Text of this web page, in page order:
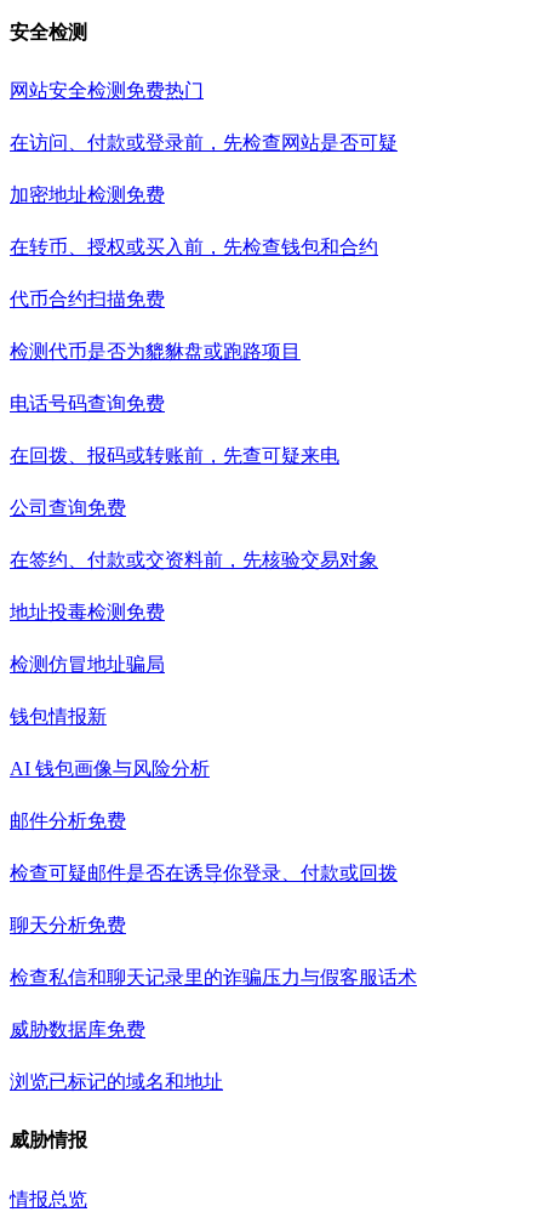
安全检测
网站安全检测 免费热门
在访问、付款或登录前，先检查网站是否可疑
加密地址检测 免费
在转币、授权或买入前，先检查钱包和合约
代币合约扫描免费
检测代币是否为貔貅盘或跑路项目
电话号码查询免费
在回拨、报码或转账前，先查可疑来电
公司查询免费
在签约、付款或交资料前，先核验交易对象
地址投毒检测 免费
检测仿冒地址骗局
钱包情报新
AI 钱包画像与风险分析
邮件分析免费
检查可疑邮件是否在诱导你登录、付款或回拨
聊天分析免费
检查私信和聊天记录里的诈骗压力与假客服话术
威胁数据库免费
浏览已标记的域名和地址
威胁情报
情报总览